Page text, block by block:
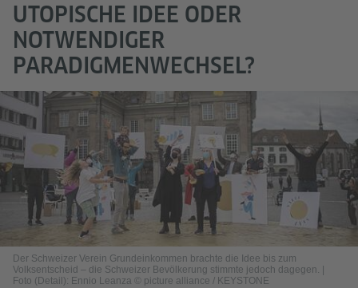
UTOPISCHE IDEE ODER
NOTWENDIGER
PARADIGMENWECHSEL?
Der Schweizer Verein Grundeinkommen brachte die Idee bis zum
Volksentscheid – die Schweizer Bevölkerung stimmte jedoch dagegen.
Foto (Detail): Ennio Leanza © picture alliance / KEYSTONE